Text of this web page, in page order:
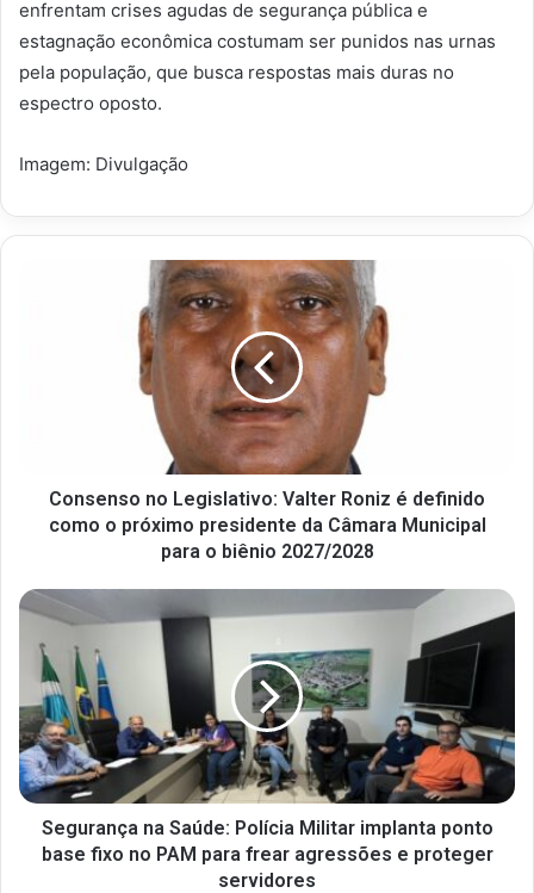
enfrentam crises agudas de segurança pública e
estagnação econômica costumam ser punidos nas urnas
pela população, que busca respostas mais duras no
espectro oposto.
Imagem: Divulgação
Consenso no Legislativo: Valter Roniz é definido
como o próximo presidente da Câmara Municipal
para o biênio 2027/2028
Segurança na Saúde: Polícia Militar implanta ponto
base fixo no PAM para frear agressões e proteger
servidores